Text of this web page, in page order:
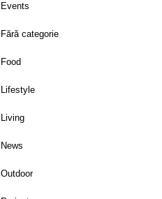
Events
Fără categorie
Food
Lifestyle
Living
News
Outdoor